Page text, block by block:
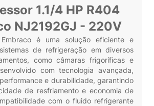
1.1/4 HP R404
NJ2192GJ - 220V
é uma solução eficiente e
de refrigeração em diversos
como câmaras frigoríficas e
com tecnologia avançada,
e durabilidade, garantindo
de resfriamento e economia de
com o fluido refrigerante